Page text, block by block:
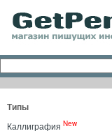
Типы
Каллиграфия New